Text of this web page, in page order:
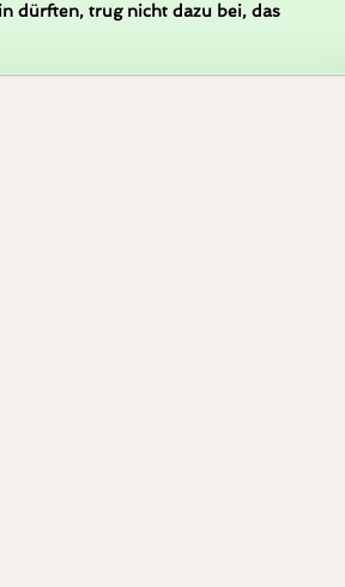
dürften, trug nicht dazu bei, das